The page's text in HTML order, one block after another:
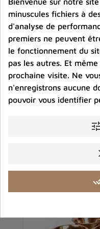
Partager :
Détails du produit
Vous
minuscules fichiers à
d'analyse de
premiers ne peuvent
le fonctionnement du
pas les autres. Et
prochaine visite. Ne
n'enregistrons aucune
pouvoir vous identifier